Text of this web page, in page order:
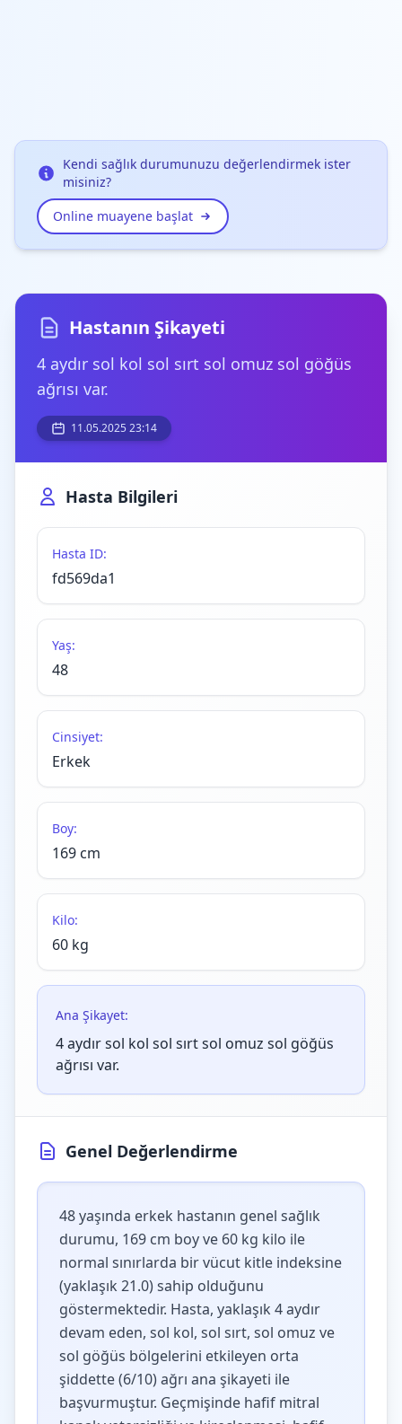
Kendi sağlık durumunuzu değerlendirmek ister
misiniz?
Online muayene başlat
Hastanın Şikayeti
4 aydır sol kol sol sırt sol omuz sol göğüs
ağrısı var.
11.05.2025 23:14
Hasta Bilgileri
Hasta ID:
fd569da1
Yaş:
48
Cinsiyet:
Erkek
Boy:
169 cm
Kilo:
60 kg
Ana Şikayet:
4 aydır sol kol sol sırt sol omuz sol göğüs
ağrısı var.
Genel Değerlendirme
48 yaşında erkek hastanın genel sağlık
durumu, 169 cm boy ve 60 kg kilo ile
normal sınırlarda bir vücut kitle indeksine
(yaklaşık 21.0) sahip olduğunu
göstermektedir. Hasta, yaklaşık 4 aydır
devam eden, sol kol, sol sırt, sol omuz ve
sol göğüs bölgelerini etkileyen orta
şiddette (6/10) ağrı ana şikayeti ile
başvurmuştur. Geçmişinde hafif mitral